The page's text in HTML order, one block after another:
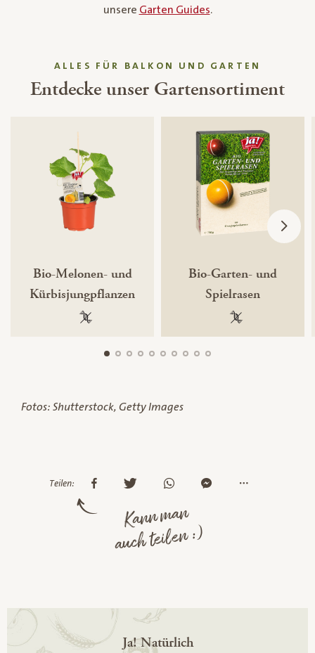
unsere Garten Guides.
ALLES FÜR BALKON UND GARTEN
Entdecke unser Gartensortiment
Bio-Melonen- und
Kürbisjungpflanzen
100 % gentechnikfrei
Bio-Garten- und
Spielrasen
100 %
Fotos: Shutterstock, Getty Images
Teilen:
Kann man
auch teilen :)
Ja! Natürlich